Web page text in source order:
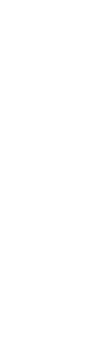
Mapa de
Coordenadas: